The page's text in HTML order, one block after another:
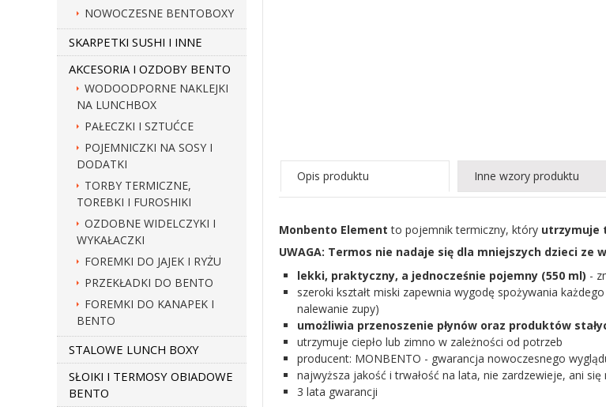
NOWOCZESNE BENTOBOXY
SKARPETKI SUSHI I INNE
AKCESORIA I OZDOBY BENTO
WODOODPORNE NAKLEJKI
NA LUNCHBOX
PAŁECZKI I SZTUĆCE
POJEMNICZKI NA SOSY I
DODATKI
TORBY TERMICZNE,
TOREBKI I FUROSHIKI
OZDOBNE WIDELCZYKI I
WYKAŁACZKI
FOREMKI DO JAJEK I RYŻU
PRZEKŁADKI DO BENTO
FOREMKI DO KANAPEK I
BENTO
STALOWE LUNCH BOXY
SŁOIKI I TERMOSY OBIADOWE
BENTO
Opis produktu Inne wzory produktu
Monbento Element to pojemnik termiczny, który utrzymuje
UWAGA: Termos nie nadaje się dla mniejszych dzieci
lekki, praktyczny, a jednocześnie pojemny (550 ml) -
szeroki kształt miski zapewnia wygodę spożywania
nalewanie zupy)
umożliwia przenoszenie płynów oraz produktów
utrzymuje ciepło lub zimno w zależności od potrzeb
producent: MONBENTO - gwarancja nowoczesnego
najwyższa jakość i trwałość na lata, nie zardzewieje, ani się
3 lata gwarancji